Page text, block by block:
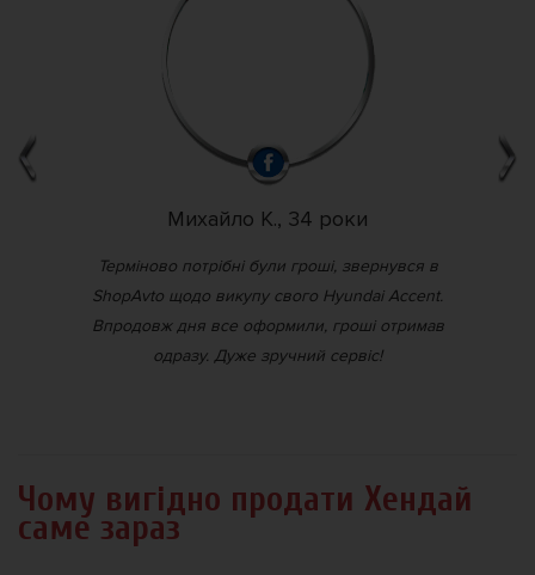
Михайло К., 34 роки
Терміново потрібні були гроші, звернувся в
ShopAvto щодо викупу свого Hyundai Accent.
Впродовж дня все оформили, гроші отримав
одразу. Дуже зручний сервіс!
Чому вигідно продати Хендай
саме зараз